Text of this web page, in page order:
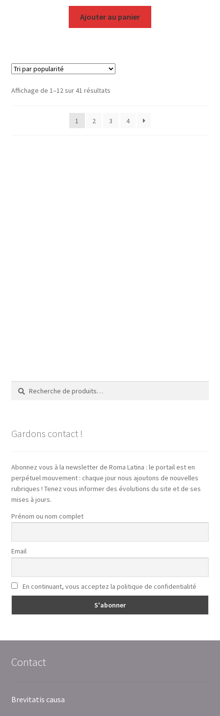
Ajouter au panier
Affichage de 1–12 sur 41 résultatsTrié
1
2 3 4
Recherche
pour :
Recherche
Gardons contact !
Abonnez vous à la newsletter de Roma Latina : le portail est en
perpétuel mouvement : chaque jour nous ajoutons de nouvelles
rubriques ! Tenez vous informer des évolutions du site et de ses
mises à jours.
Prénom ou nom complet
Email
En continuant, vous acceptez la politique de confidentialité
Contact
Brevitatis causa